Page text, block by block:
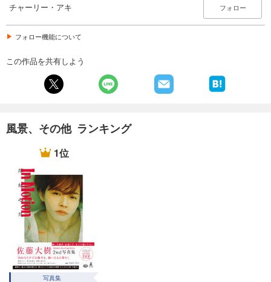
チャーリー・アキ フォロー
フォロー機能について
この作品を共有しよう
風景、その他 ランキング
1位
写真集